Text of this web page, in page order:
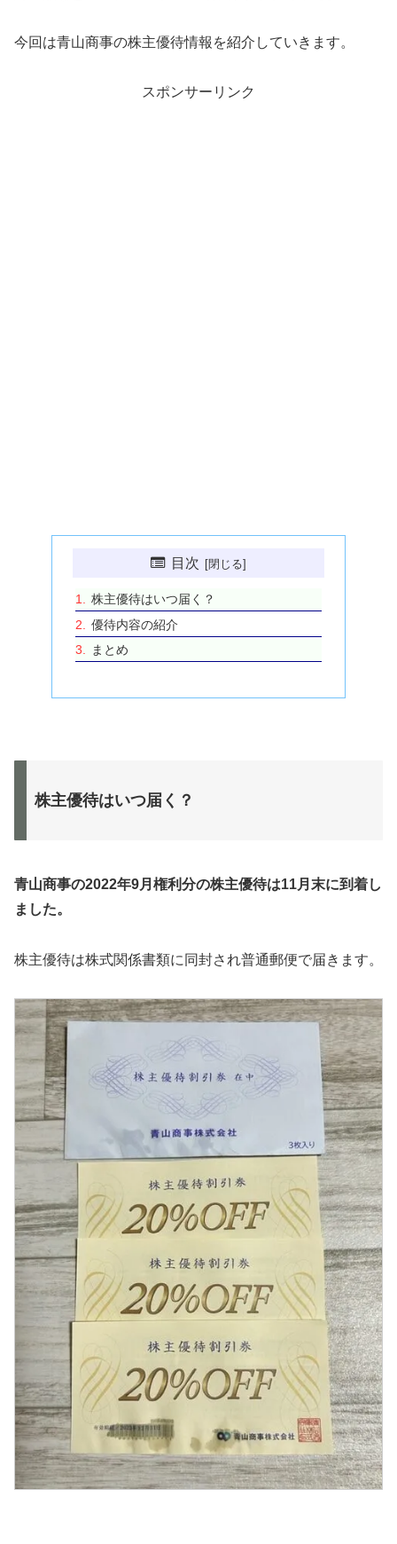
今回は青山商事の株主優待情報を紹介していきます。
スポンサーリンク
目次
株主優待はいつ届く？
優待内容の紹介
まとめ
株主優待はいつ届く？
青山商事の2022年9月権利分の株主優待は11月末に到着し
ました。
株主優待は株式関係書類に同封され普通郵便で届きます。